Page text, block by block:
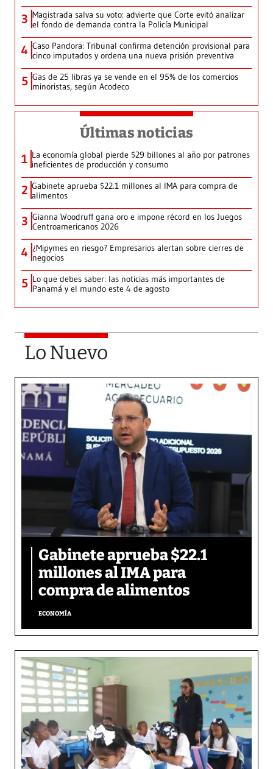
3 Magistrada salva su voto: advierte que Corte evitó analizar
el fondo de demanda contra la Policía Municipal
4 Caso Pandora: Tribunal confirma detención provisional para
cinco imputados y ordena una nueva prisión preventiva
5 Gas de 25 libras ya se vende en el 95% de los comercios
minoristas, según Acodeco
Últimas noticias
1 La economía global pierde $29 billones al año por patrones
ineficientes de producción y consumo
2 Gabinete aprueba $22.1 millones al IMA para compra de
alimentos
3 Gianna Woodruff gana oro e impone récord en los Juegos
Centroamericanos 2026
4 ¿Mipymes en riesgo? Empresarios alertan sobre cierres de
negocios
5 Lo que debes saber: las noticias más importantes de
Panamá y el mundo este 4 de agosto
Lo Nuevo
Gabinete aprueba $22.1
millones al IMA para
compra de alimentos
ECONOMÍA